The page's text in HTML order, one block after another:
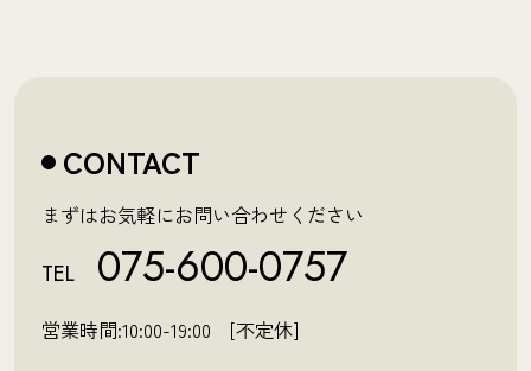
CONTACT
まずはお気軽にお問い合わせください
TEL 075-600-0757
営業時間:10:00-19:00 [不定休]